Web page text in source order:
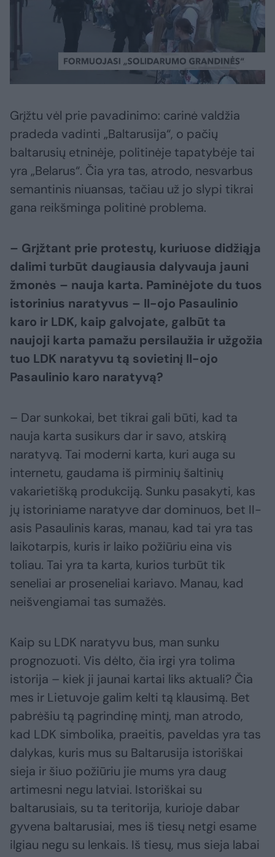
Grįžtu vėl prie pavadinimo: carinė valdžia
pradeda vadinti „Baltarusija“, o pačių
baltarusių etninėje, politinėje tapatybėje tai
yra „Belarus“. Čia yra tas, atrodo, nesvarbus
semantinis niuansas, tačiau už jo slypi tikrai
gana reikšminga politinė problema.
– Grįžtant prie protestų, kuriuose didžiąja
dalimi turbūt daugiausia dalyvauja jauni
žmonės – nauja karta. Paminėjote du tuos
istorinius naratyvus – II-ojo Pasaulinio
karo ir LDK, kaip galvojate, galbūt ta
naujoji karta pamažu persilaužia ir užgožia
tuo LDK naratyvu tą sovietinį II-ojo
Pasaulinio karo naratyvą?
– Dar sunkokai, bet tikrai gali būti, kad ta
nauja karta susikurs dar ir savo, atskirą
naratyvą. Tai moderni karta, kuri auga su
internetu, gaudama iš pirminių šaltinių
vakarietišką produkciją. Sunku pasakyti, kas
jų istoriniame naratyve dar dominuos, bet II-
asis Pasaulinis karas, manau, kad tai yra tas
laikotarpis, kuris ir laiko požiūriu eina vis
toliau. Tai yra ta karta, kurios turbūt tik
seneliai ar proseneliai kariavo. Manau, kad
neišvengiamai tas sumažės.
Kaip su LDK naratyvu bus, man sunku
prognozuoti. Vis dėlto, čia irgi yra tolima
istorija – kiek ji jaunai kartai liks aktuali? Čia
mes ir Lietuvoje galim kelti tą klausimą. Bet
pabrėšiu tą pagrindinę mintį, man atrodo,
kad LDK simbolika, praeitis, paveldas yra tas
dalykas, kuris mus su Baltarusija istoriškai
sieja ir šiuo požiūriu jie mums yra daug
artimesni negu latviai. Istoriškai su
baltarusiais, su ta teritorija, kurioje dabar
gyvena baltarusiai, mes iš tiesų netgi esame
ilgiau negu su lenkais. Iš tiesų, mus sieja labai